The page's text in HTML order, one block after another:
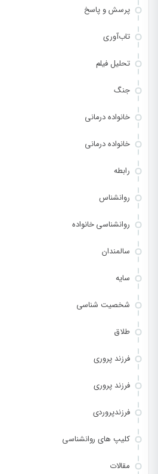
پرسش و پاسخ
تاب‌آوری
تحلیل فیلم
جنگ
خانواده درمانی
خانواده درمانی
رابطه
روانشناس
روانشناسی خانواده
سالمندان
سایه
شخصیت شناسی
طلاق
فرزند پروری
فرزند پروری
فرزندپروردی
کلیپ های روانشناسی
مقالات